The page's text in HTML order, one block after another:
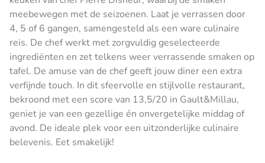
meebewegen met de seizoenen. Laat je verrassen door
4, 5 of 6 gangen, samengesteld als een ware culinaire
reis. De chef werkt met zorgvuldig geselecteerde
ingrediënten en zet telkens weer verrassende smaken op
tafel. De amuse van de chef geeft jouw diner een extra
verfijnde touch. In dit sfeervolle en stijlvolle restaurant,
bekroond met een score van 13,5/20 in Gault&Millau,
geniet je van een gezellige én onvergetelijke middag of
avond. De ideale plek voor een uitzonderlijke culinaire
belevenis. Eet smakelijk!